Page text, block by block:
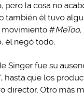
la cosa no
él tuvo
movimiento #MeToo,
él negó todo.
Singer fue su
hasta que los
director. Otro más